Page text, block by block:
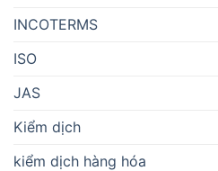
INCOTERMS
ISO
JAS
Kiểm dịch
kiểm dịch hàng hóa